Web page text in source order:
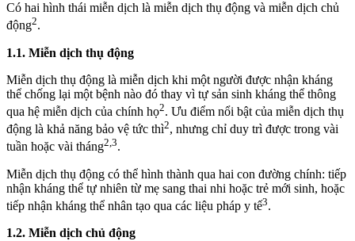
Có hai hình thái miễn dịch là miễn dịch thụ động và miễn dịch chủ
động2.
1.1. Miễn dịch thụ động
Miễn dịch thụ động là miễn dịch khi một người được nhận kháng
thể chống lại một bệnh nào đó thay vì tự sản sinh kháng thể thông
qua hệ miễn dịch của chính họ2. Ưu điểm nổi bật của miễn dịch thụ
động là khả năng bảo vệ tức thì2, nhưng chỉ duy trì được trong vài
tuần hoặc vài tháng2,3.
Miễn dịch thụ động có thể hình thành qua hai con đường chính: tiếp
nhận kháng thể tự nhiên từ mẹ sang thai nhi hoặc trẻ mới sinh, hoặc
tiếp nhận kháng thể nhân tạo qua các liệu pháp y tế3.
1.2. Miễn dịch chủ động